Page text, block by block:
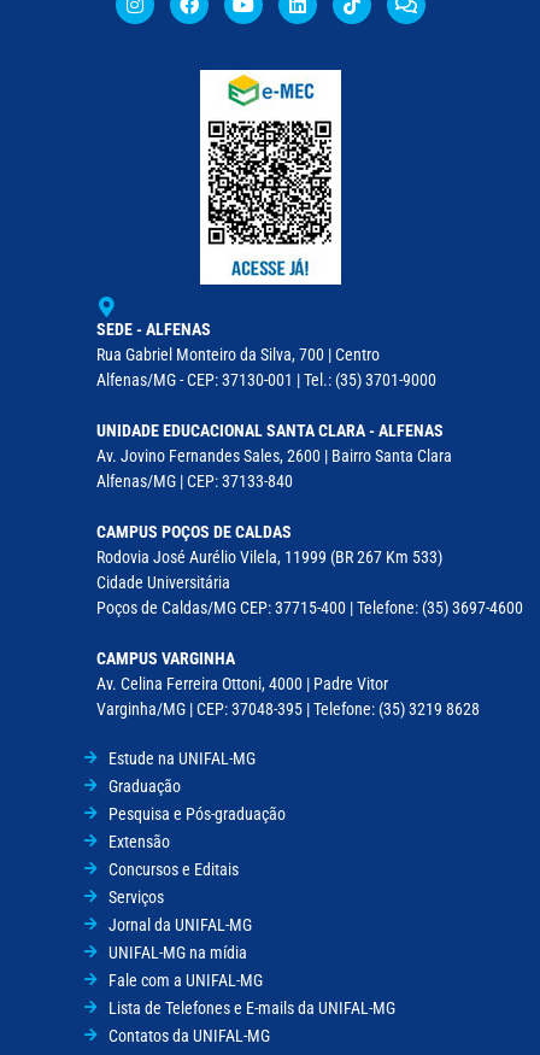
SEDE - ALFENAS
Rua Gabriel Monteiro da Silva, 700 | Centro
Alfenas/MG - CEP: 37130-001 | Tel.: (35) 3701-9000
UNIDADE EDUCACIONAL SANTA CLARA - ALFENAS
Av. Jovino Fernandes Sales, 2600 | Bairro Santa Clara
Alfenas/MG | CEP: 37133-840
CAMPUS POÇOS DE CALDAS
Rodovia José Aurélio Vilela, 11999 (BR 267 Km 533)
Cidade Universitária
Poços de Caldas/MG CEP: 37715-400 | Telefone: (35) 3697-4600
CAMPUS VARGINHA
Av. Celina Ferreira Ottoni, 4000 | Padre Vitor
Varginha/MG | CEP: 37048-395 | Telefone: (35) 3219 8628
Estude na UNIFAL-MG
Graduação
Pesquisa e Pós-graduação
Extensão
Concursos e Editais
Serviços
Jornal da UNIFAL-MG
UNIFAL-MG na mídia
Fale com a UNIFAL-MG
Lista de Telefones e E-mails da UNIFAL-MG
Contatos da UNIFAL-MG